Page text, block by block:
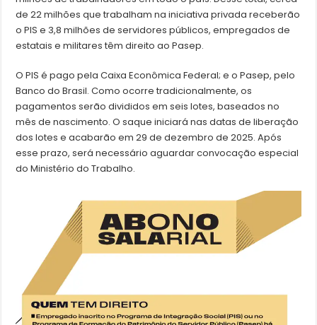
de 22 milhões que trabalham na iniciativa privada receberão
o PIS e 3,8 milhões de servidores públicos, empregados de
estatais e militares têm direito ao Pasep.
O PIS é pago pela Caixa Econômica Federal; e o Pasep, pelo
Banco do Brasil. Como ocorre tradicionalmente, os
pagamentos serão divididos em seis lotes, baseados no
mês de nascimento. O saque iniciará nas datas de liberação
dos lotes e acabarão em 29 de dezembro de 2025. Após
esse prazo, será necessário aguardar convocação especial
do Ministério do Trabalho.